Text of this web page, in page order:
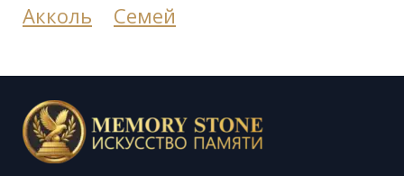
Акколь
Семей